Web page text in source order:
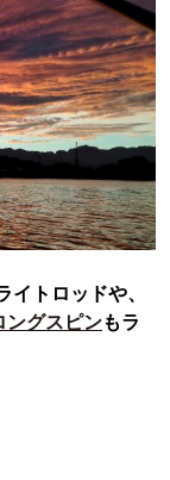
トロッドや、
ングスピンもラ